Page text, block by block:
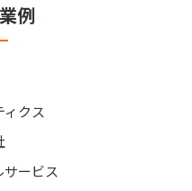
例
クス
ービス